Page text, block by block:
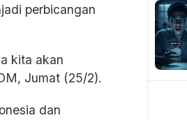
perbicangan
kita akan
Jumat (25/2).
dan